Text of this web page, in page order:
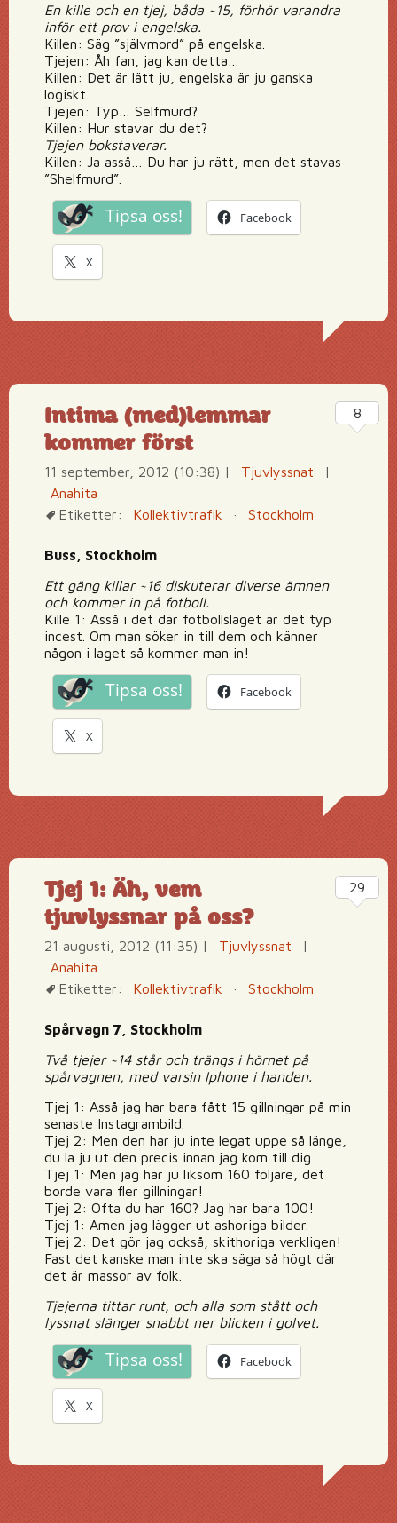
En kille och en tjej, båda ~15, förhör varandra
inför ett prov i engelska.
Killen: Säg ”självmord” på engelska.
Tjejen: Åh fan, jag kan detta…
Killen: Det är lätt ju, engelska är ju ganska
logiskt.
Tjejen: Typ… Selfmurd?
Killen: Hur stavar du det?
Tjejen bokstaverar.
Killen: Ja asså… Du har ju rätt, men det stavas
”Shelfmurd”.
Tipsa oss! Facebook
X
Intima (med)lemmar
kommer först
11 september, 2012 (10:38) | Tjuvlyssnat
|
Anahita
Etiketter:
Kollektivtrafik · Stockholm
Buss, Stockholm
Ett gäng killar ~16 diskuterar diverse ämnen
och kommer in på fotboll.
Kille 1: Asså i det där fotbollslaget är det typ
incest. Om man söker in till dem och känner
någon i laget så kommer man in!
Tipsa oss! Facebook
X
8
Tjej 1: Äh, vem
tjuvlyssnar på oss?
21 augusti, 2012 (11:35) | Tjuvlyssnat
|
Anahita
Etiketter:
Kollektivtrafik · Stockholm
Spårvagn 7, Stockholm
Två tjejer ~14 står och trängs i hörnet på
spårvagnen, med varsin Iphone i handen.
Tjej 1: Asså jag har bara fått 15 gillningar på min
senaste Instagrambild.
Tjej 2: Men den har ju inte legat uppe så länge,
du la ju ut den precis innan jag kom till dig.
Tjej 1: Men jag har ju liksom 160 följare, det
borde vara fler gillningar!
Tjej 2: Ofta du har 160? Jag har bara 100!
Tjej 1: Amen jag lägger ut ashoriga bilder.
Tjej 2: Det gör jag också, skithoriga verkligen!
Fast det kanske man inte ska säga så högt där
det är massor av folk.
Tjejerna tittar runt, och alla som stått och
lyssnat slänger snabbt ner blicken i golvet.
Tipsa oss! Facebook
X
29